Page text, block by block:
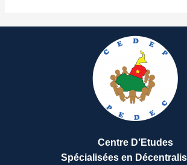
Centre D’Etudes
Spécialisées en